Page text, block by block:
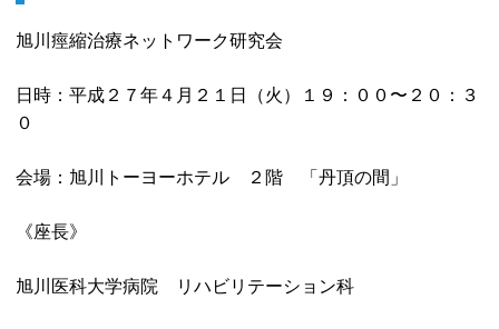
旭川痙縮治療ネットワーク研究会
日時：平成２７年４月２１日（火）１９：００〜２０：３
０
会場：旭川トーヨーホテル ２階 「丹頂の間」
《座長》
旭川医科大学病院 リハビリテーション科